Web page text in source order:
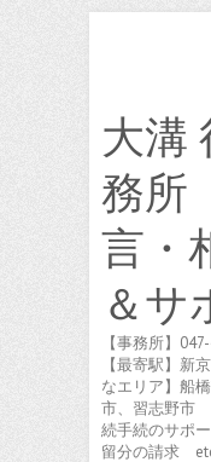
大溝
務
言・
＆サ
【事務所】
【最寄駅】新
なエリア】船
市、習志野市
続手続のサポ
留分の請求